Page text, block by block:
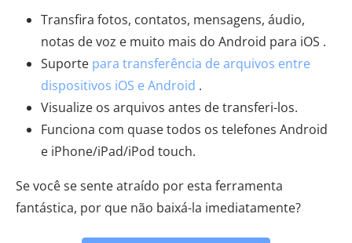
Transfira fotos, contatos, mensagens, áudio,
notas de voz e muito mais do Android para iOS .
Suporte para transferência de arquivos entre
dispositivos iOS e Android .
Visualize os arquivos antes de transferi-los.
Funciona com quase todos os telefones Android
e iPhone/iPad/iPod touch.
Se você se sente atraído por esta ferramenta
fantástica, por que não baixá-la imediatamente?